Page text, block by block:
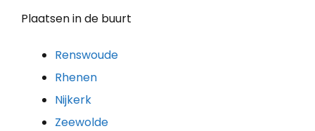
Plaatsen in de buurt
Renswoude
Rhenen
Nijkerk
Zeewolde